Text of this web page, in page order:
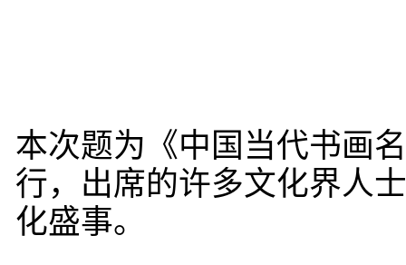
本次题为《中国当代书画
行，出席的许多文化界人
化盛事。